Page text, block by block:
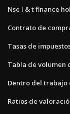
Nse l & t finance
Contrato de
Tasas de
Tabla de volumen
Dentro del trabajo
Ratios de